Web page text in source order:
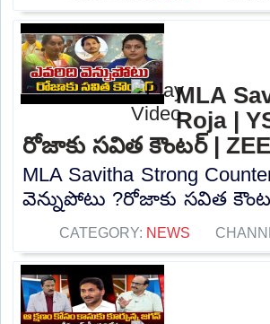
MLA
Roja |
రోజాకు సవిత కౌంటర్‌ |
MLA Savitha Strong
వెన్నుపోటు ?రోజాకు సవిత
CATEGORY: NEWS